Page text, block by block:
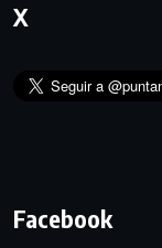
X
Facebook